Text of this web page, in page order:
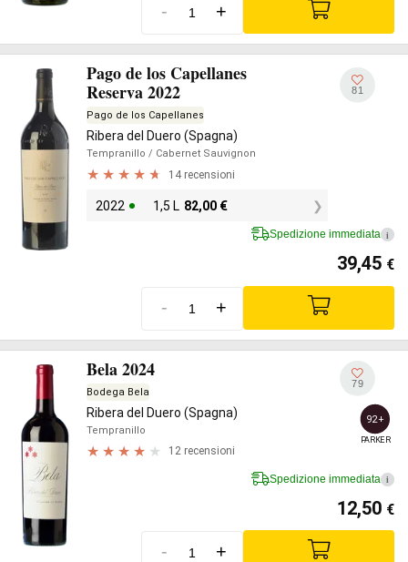
- +
Pago de los Capellanes
Reserva 2022
Pago de los Capellanes
Ribera del Duero (Spagna)
Tempranillo / Cabernet Sauvignon
14 recensioni
2022 1,5 L 82,00 €
81
Spedizione immediata i
39,45 €
- +
Bela 2024
Bodega Bela
Ribera del Duero (Spagna)
Tempranillo
12 recensioni
79
92+
PARKER
Spedizione immediata i
12,50 €
- +